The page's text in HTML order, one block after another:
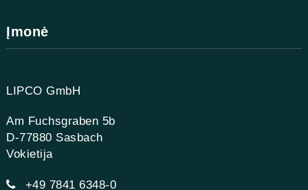
Įmonė
LIPCO GmbH
Am Fuchsgraben 5b
D-77880 Sasbach
Vokietija
+49 7841 6348-0